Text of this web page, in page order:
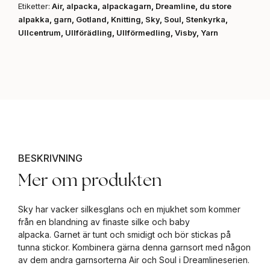
Etiketter: Air, alpacka alpackagarn Dreamline du store
alpakka garn Gotland Knitting Sky, Soul Stenkyrka
Ullcentrum Ullförädling Ullförmedling Visby, Yarn
BESKRIVNING
Mer om produkten
Sky har vacker silkesglans och en mjukhet som kommer
från en blandning av finaste silke och baby
alpacka. Garnet är tunt och smidigt och bör stickas på
tunna stickor. Kombinera gärna denna garnsort med någon
av dem andra garnsorterna Air och Soul i Dreamlineserien.